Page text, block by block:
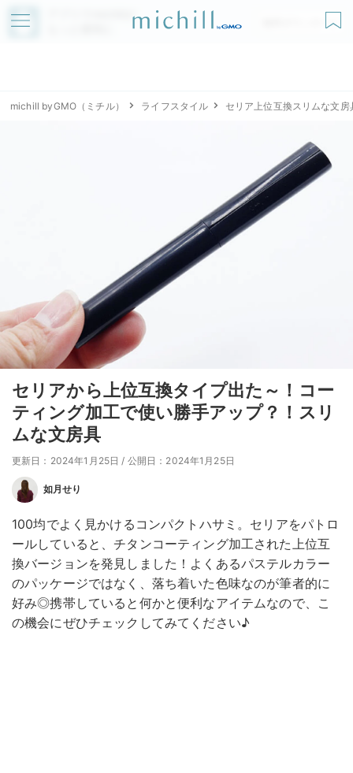
アプリでmichillが
無料ダウンロード
michill byGMO（ミチル） ライフスタイル セリア上位互換スリムな文房
セリアから上位互換タイプ出た～！コー
ティング加工で使い勝手アップ？！スリ
ムな文房具
更新日：2024年1月25日 / 公開日：2024年1月25日
如月せり
100均でよく見かけるコンパクトハサミ。セリアをパトロ
ールしていると、チタンコーティング加工された上位互
換バージョンを発見しました！よくあるパステルカラー
のパッケージではなく、落ち着いた色味なのが筆者的に
好み◎携帯していると何かと便利なアイテムなので、こ
の機会にぜひチェックしてみてください♪